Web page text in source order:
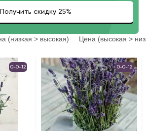
(низкая > высокая) Цена (высокая >
0-0-12 0-0-12